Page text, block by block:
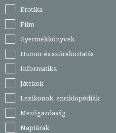
Erotika
Film
Gyermekkönyvek
Humor és szórakoztatás
Informatika
Játékok
Lexikonok, enciklopédiák
Mezőgazdaság
Naptárak